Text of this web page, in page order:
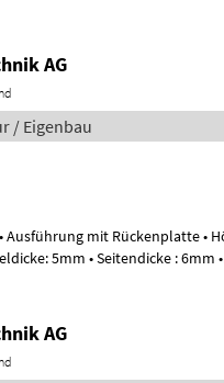
AG
/ Eigenbau
5mm • Seitendicke : 6mm •
AG